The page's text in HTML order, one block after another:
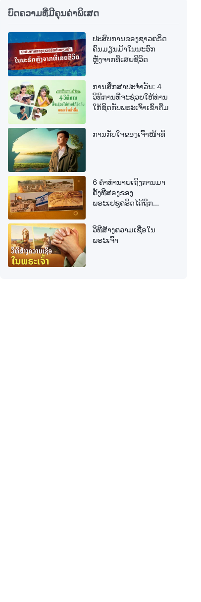
ບົດຄວາມທີ່ມີຄຸນຄ່າພິເສດ
ປະສົບການຂອງຊາວຄຣິດ
ຄົນມຽນມ້າໃນນະຮົກ
ຫຼັງຈາກທີ່ເສຍຊີວິດ
ການສຶກສາປະຈໍາວັນ: 4
ວິທີການທີ່ຈະຊ່ວຍໃຫ້ທ່ານ
ໃກ້ຊິດກັບພຣະເຈົ້າເຂົ້າຕື່ມ
ການກັບໃຈຂອງເຈົ້າໜ້າທີ່
6 ຄຳທຳນາຍເຖິງການມາ
ຄັ້ງທີສອງຂອງ
ພຣະເຢຊູຄຣິດໄດ້ຖືກ
ວິທີສ້າງຄວາມເຊື່ອໃນ
ພຣະເຈົ້າ